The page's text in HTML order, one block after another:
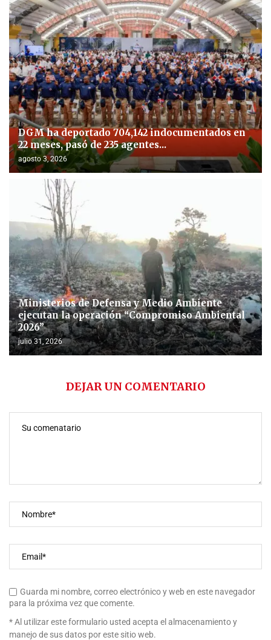
DGM ha deportado 704,142 indocumentados en
22 meses, pasó de 235 agentes...
agosto 3, 2026
Ministerios de Defensa y Medio Ambiente
ejecutan la operación “Compromiso Ambiental
2026”
julio 31, 2026
DEJAR UN COMENTARIO
Guarda mi nombre, correo electrónico y web en este navegador
para la próxima vez que comente.
* Al utilizar este formulario usted acepta el almacenamiento y
manejo de sus datos por este sitio web.